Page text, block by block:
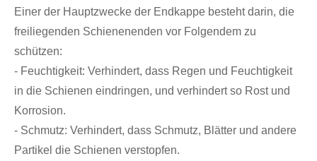
Einer der Hauptzwecke der Endkappe besteht darin, die
freiliegenden Schienenenden vor Folgendem zu
schützen:
- Feuchtigkeit: Verhindert, dass Regen und Feuchtigkeit
in die Schienen eindringen, und verhindert so Rost und
Korrosion.
- Schmutz: Verhindert, dass Schmutz, Blätter und andere
Partikel die Schienen verstopfen.